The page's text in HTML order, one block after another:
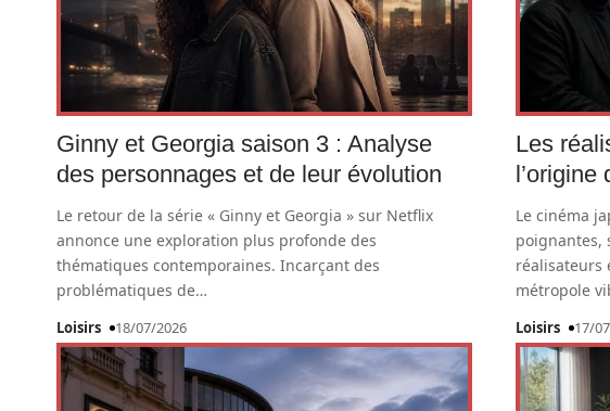
Ginny et Georgia saison 3 : Analyse
des personnages et de leur évolution
Le retour de la série « Ginny et Georgia » sur Netflix
annonce une exploration plus profonde des
thématiques contemporaines. Incarçant des
problématiques de…
Loisirs 18/07/2026
Les
l’origine
Le cinéma
poignantes,
réalisateurs
métropole
Loisirs 17/